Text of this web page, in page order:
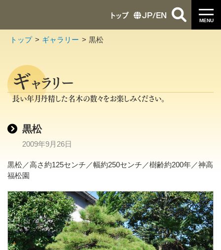
MENU
トップ JP/EN
トップ ギャラリー 黒松
ギャラリー
長い年月丹精した名木の数々をお楽しみください。
黒松
2009年9月26日
黒松／高さ約125センチ／幅約250センチ／樹齢約200年／神高
福松園